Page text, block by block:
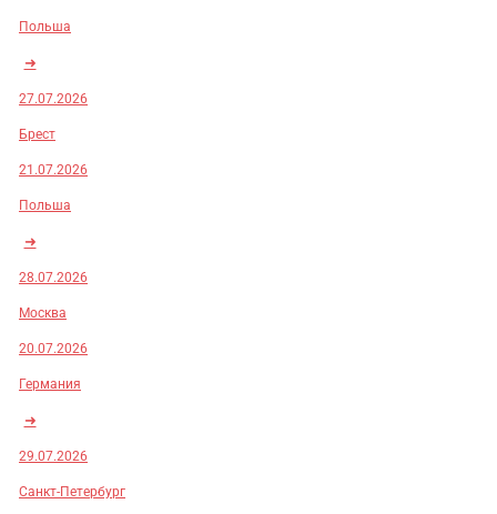
Польша
➜
27.07.2026
Брест
21.07.2026
Польша
➜
28.07.2026
Москва
20.07.2026
Германия
➜
29.07.2026
Санкт-Петербург